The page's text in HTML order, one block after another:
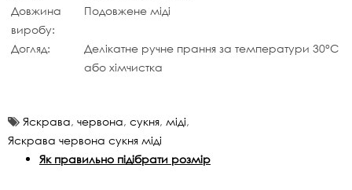
Довжина
виробу:
Подовжене міді
Догляд:
Делікатне ручне прання за температури 30°C
або хімчистка
Яскрава, червона, сукня, міді,
Яскрава червона сукня міді
Як правильно підібрати розмір